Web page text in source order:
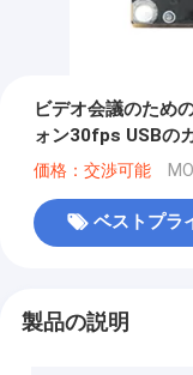
ビデオ会議のため
ォン30fps USBの
価格：交渉可能
ベストプラ
製品の説明